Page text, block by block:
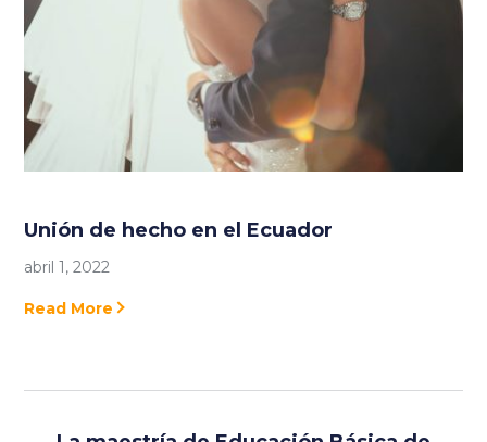
Unión de hecho en el Ecuador
abril 1, 2022
Read More